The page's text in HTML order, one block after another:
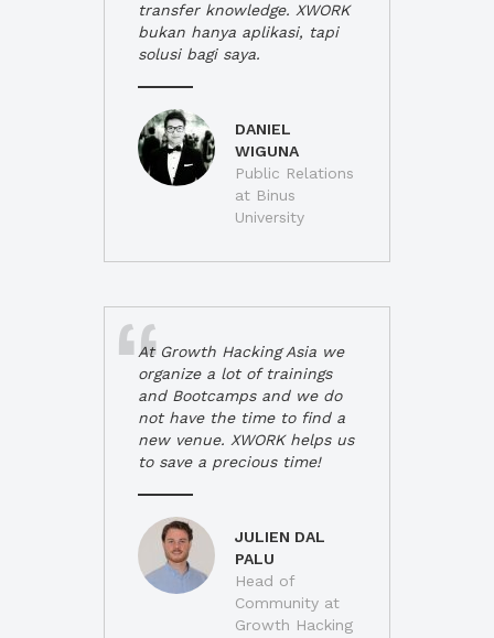
transfer knowledge. XWORK
bukan hanya aplikasi, tapi
solusi bagi saya.
DANIEL
WIGUNA
Public Relations
at Binus
University
At Growth Hacking Asia we
organize a lot of trainings
and Bootcamps and we do
not have the time to find a
new venue. XWORK helps us
to save a precious time!
JULIEN DAL
PALU
Head of
Community at
Growth Hacking